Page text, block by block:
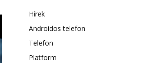
Hírek
Androidos telefon
Telefon
Platform